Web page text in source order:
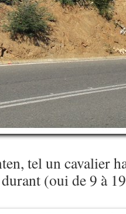
tel un cavalier
(oui de 9 à